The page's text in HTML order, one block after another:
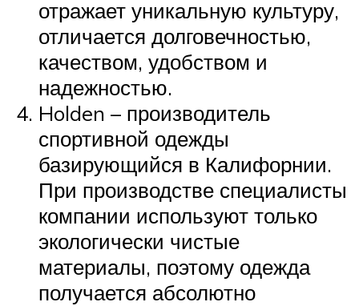
отражает уникальную культуру,
отличается долговечностью,
качеством, удобством и
надежностью.
Holden – производитель
спортивной одежды
базирующийся в Калифорнии.
При производстве специалисты
компании используют только
экологически чистые
материалы, поэтому одежда
получается абсолютно